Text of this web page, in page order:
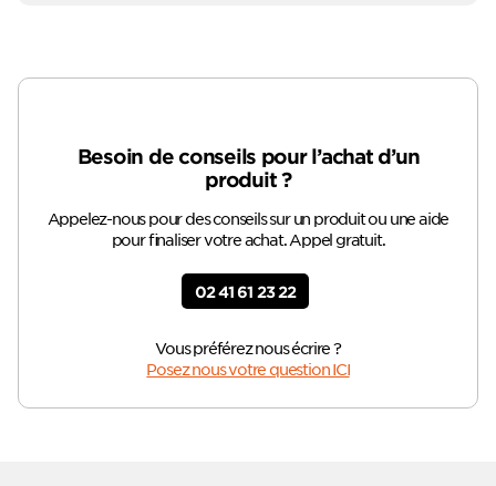
Besoin de conseils pour l’achat d’un
produit ?
Appelez-nous pour des conseils sur un produit ou une aide
pour finaliser votre achat. Appel gratuit.
02 41 61 23 22
Vous préférez nous écrire ?
Posez nous votre question ICI